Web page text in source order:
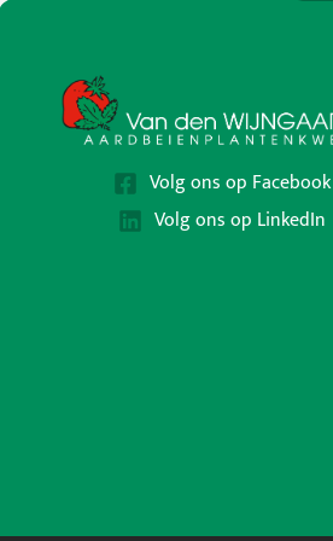
Volg ons op Facebook
Volg ons op LinkedIn